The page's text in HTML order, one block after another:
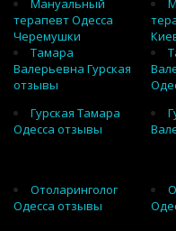
Мануальный
терапевт Одесса
Черемушки
Тамара
Валерьевна Гурская
отзывы
Гурская Тамара
Одесса отзывы
Отоларинголог
Одесса отзывы